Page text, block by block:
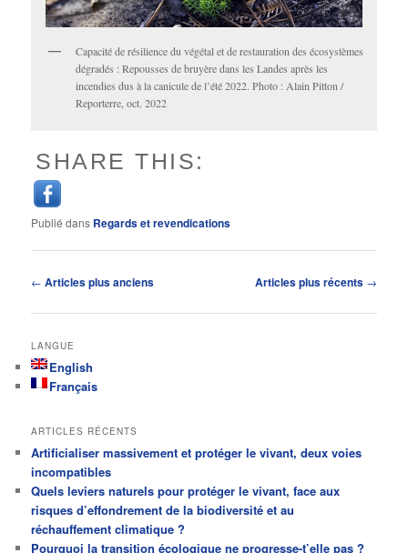
Capacité de résilience du végétal et de restauration des écosystèmes
dégradés : Repousses de bruyère dans les Landes après les
incendies dus à la canicule de l’été 2022. Photo : Alain Pitton /
Reporterre, oct. 2022
SHARE THIS:
Publié dans Regards et revendications
Navigation
articles
← Articles plus anciens Articles plus récents →
LANGUE
English
Français
ARTICLES RÉCENTS
Artificialiser massivement et protéger le vivant, deux voies
incompatibles
Quels leviers naturels pour protéger le vivant, face aux
risques d’effondrement de la biodiversité et au
réchauffement climatique ?
Pourquoi la transition écologique ne progresse-t’elle pas ?